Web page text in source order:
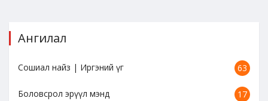
Ангилал
Сошиал найз | Иргэний үг 63
Боловсрол эрүүл мэнд 17